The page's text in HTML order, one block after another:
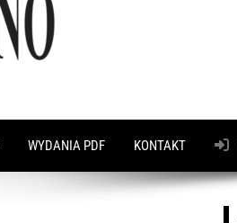
WYDANIA PDF KONTAKT